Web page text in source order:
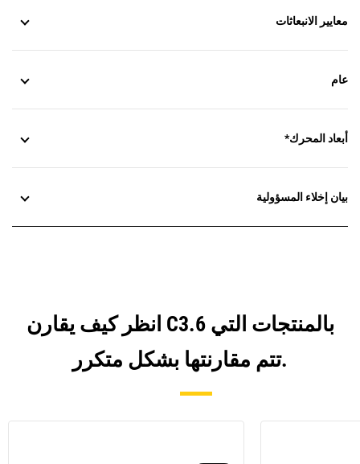
معايير الانبعاثات
عام
أبعاد المحرك*
بيان إخلاء المسؤولية
انظر كيف يقارن C3.6 بالمنتجات التي
تتم مقارنتها بشكل متكرر.